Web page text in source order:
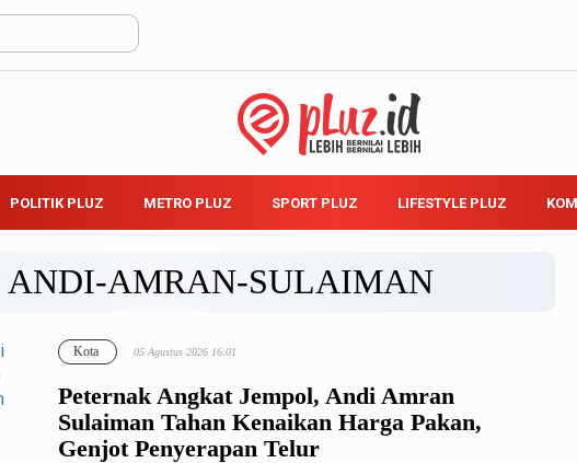
POLITIK PLUZ METRO PLUZ SPORT PLUZ LIFESTYLE PLUZ
ANDI-AMRAN-SULAIMAN
Peternak Angkat Jempol, Andi Amran
Sulaiman Tahan Kenaikan Harga Pakan,
Genjot Penyerapan Telur
Kota 05 Agustus 2026 16:01